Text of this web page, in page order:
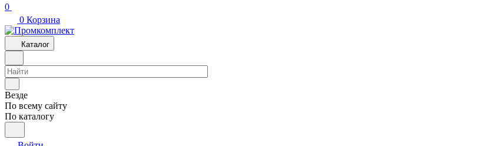
0
0 Корзина
Каталог
Везде
По всему сайту
По каталогу